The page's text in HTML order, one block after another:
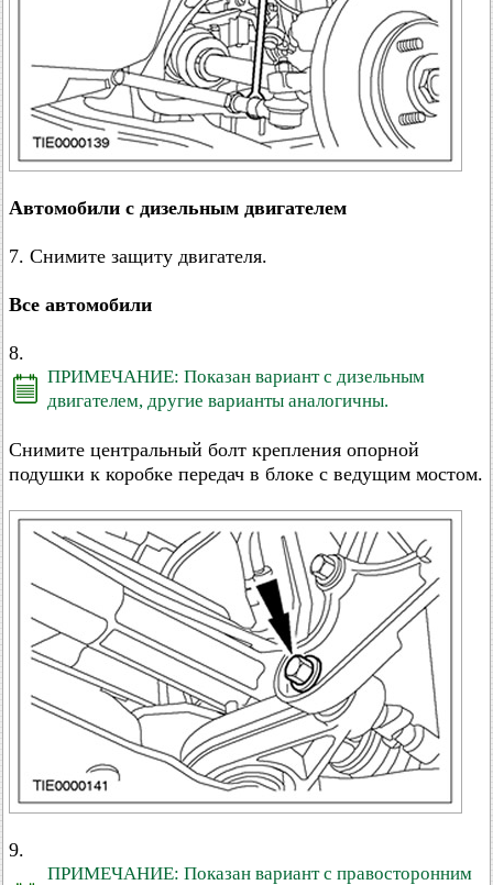
Автомобили с дизельным двигателем
7. Снимите защиту двигателя.
Все автомобили
8.
ПРИМЕЧАНИЕ: Показан вариант с дизельным
двигателем, другие варианты аналогичны.
Снимите центральный болт крепления опорной
подушки к коробке передач в блоке с ведущим мостом.
9.
ПРИМЕЧАНИЕ: Показан вариант с правосторонним